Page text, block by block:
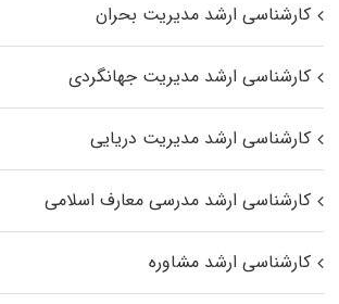
کارشناسی ارشد مدیریت بحران
کارشناسی ارشد مدیریت جهانگردی
کارشناسی ارشد مدیریت دریایی
کارشناسی ارشد مدرسی معارف اسلامی
کارشناسی ارشد مشاوره